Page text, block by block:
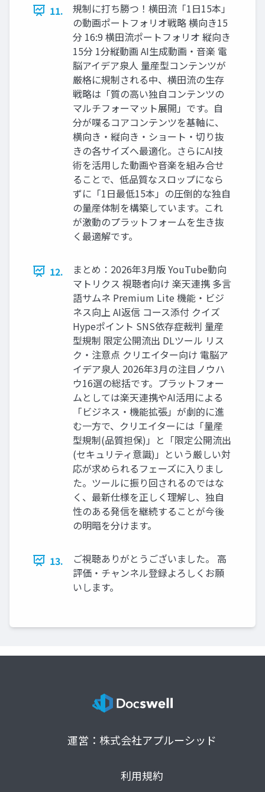
11.
規制に打ち勝つ！横田流「1日15本」
の動画ポートフォリオ戦略 横向き15
分 16:9 横田流ポートフォリオ 縦向き
15分 1分縦動画 AI生成動画・音楽 電
脳アイデア泉人 量産型コンテンツが
厳格に規制される中、横田流の生存
戦略は「質の高い独自コンテンツの
マルチフォーマット展開」です。自
分が喋るコアコンテンツを基軸に、
横向き・縦向き・ショート・切り抜
きの各サイズへ最適化。さらにAI技
術を活用した動画や音楽を組み合せ
ることで、低品質なスロップになら
ずに「1日最低15本」の圧倒的な独自
の量産体制を構築しています。これ
が激動のプラットフォームを生き抜
く最適解です。
12.
まとめ：2026年3月版 YouTube動向
マトリクス 視聴者向け 楽天連携 多言
語サムネ Premium Lite 機能・ビジ
ネス向上 AI返信 コース添付 クイズ
Hypeポイント SNS依存症裁判 量産
型規制 限定公開流出 DLツール リス
ク・注意点 クリエイター向け 電脳ア
イデア泉人 2026年3月の注目ノウハ
ウ16選の総括です。プラットフォー
ムとしては楽天連携やAI活用による
「ビジネス・機能拡張」が劇的に進
む一方で、クリエイターには「量産
型規制(品質担保)」と「限定公開流出
(セキュリティ意識)」という厳しい対
応が求められるフェーズに入りまし
た。ツールに振り回されるのではな
く、最新仕様を正しく理解し、独自
性のある発信を継続することが今後
の明暗を分けます。
13.
ご視聴ありがとうございました。 高
評価・チャンネル登録よろしくお願
いします。
運営：株式会社アプルーシッド
利用規約